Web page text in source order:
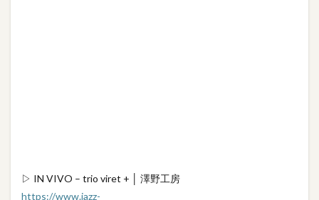
▷ IN VIVO – trio viret + │ 澤野工房
https://www.jazz-